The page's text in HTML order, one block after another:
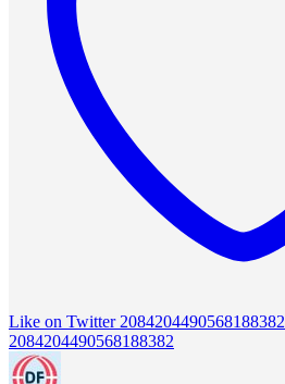
Like on Twitter 2084204490568188382
2084204490568188382